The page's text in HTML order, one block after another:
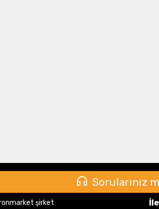
Akıllı
Ürünleri
Sorularınız